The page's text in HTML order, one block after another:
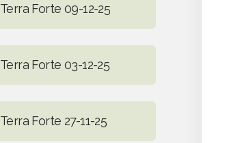
Terra Forte 09-12-25
Terra Forte 03-12-25
Terra Forte 27-11-25